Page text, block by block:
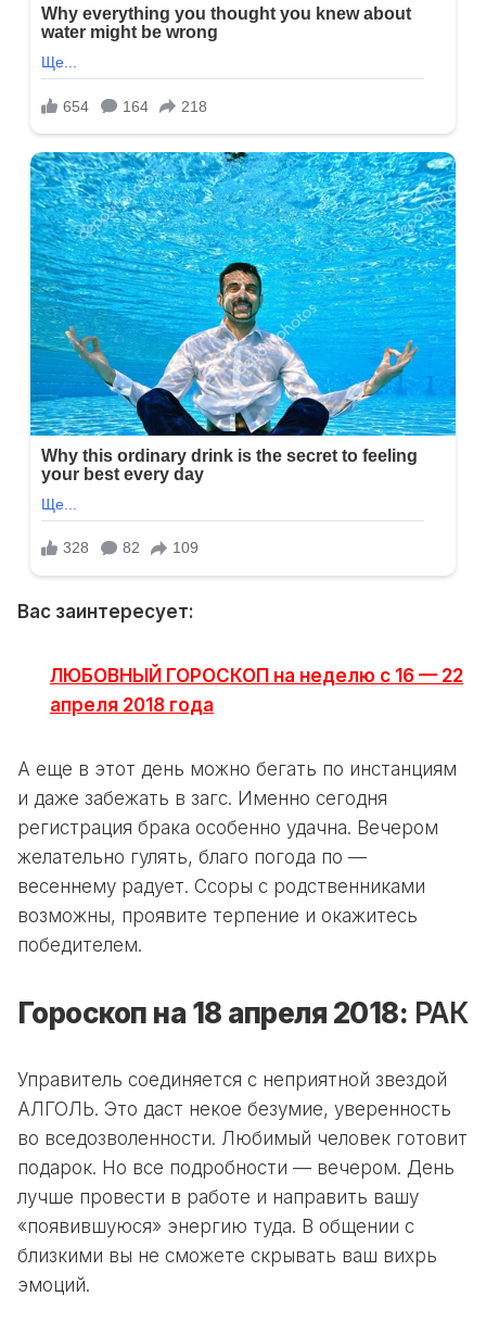
Вас заинтересует:
ЛЮБОВНЫЙ ГОРОСКОП на неделю с 16 — 22
апреля 2018 года
А еще в этот день можно бегать по инстанциям
и даже забежать в загс. Именно сегодня
регистрация брака особенно удачна. Вечером
желательно гулять, благо погода по —
весеннему радует. Ссоры с родственниками
возможны, проявите терпение и окажитесь
победителем.
Гороскоп на 18 апреля 2018: РАК
Управитель соединяется с неприятной звездой
АЛГОЛЬ. Это даст некое безумие, уверенность
во вседозволенности. Любимый человек готовит
подарок. Но все подробности — вечером. День
лучше провести в работе и направить вашу
«появившуюся» энергию туда. В общении с
близкими вы не сможете скрывать ваш вихрь
эмоций.